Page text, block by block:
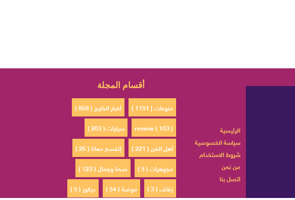
أقسام المجلة
أخبار الخليج ( 868 )
منوعات ( 1151 )
سيارات ( 203 )
review ( 103 )
إتفسح معانا ( 26 )
أهل الفن ( 221 )
صحة وجمال ( 123 )
مجوهرات ( 5 )
ديكور ( 5 )
موضة ( 54 ) زفاف ( 3 )
الرئيسية
سياسة الخصوصية
شروط الاستخدام
من نحن
اتصل بنا